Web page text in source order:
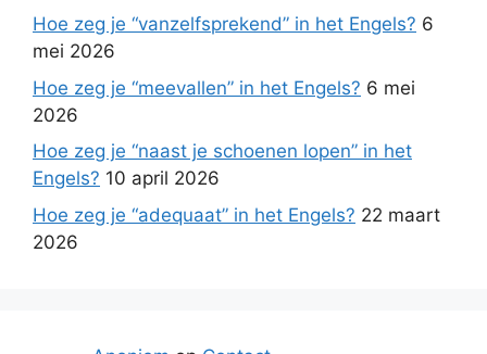
Hoe zeg je “vanzelfsprekend” in het Engels? 6
mei 2026
Hoe zeg je “meevallen” in het Engels? 6 mei
2026
Hoe zeg je “naast je schoenen lopen” in het
Engels? 10 april 2026
Hoe zeg je “adequaat” in het Engels? 22 maart
2026